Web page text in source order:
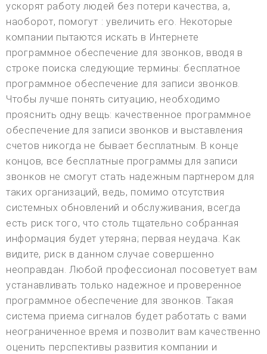
ускорят работу людей без потери качества, а,
наоборот, помогут : увеличить его. Некоторые
компании пытаются искать в Интернете
программное обеспечение для звонков, вводя в
строке поиска следующие термины: бесплатное
программное обеспечение для записи звонков.
Чтобы лучше понять ситуацию, необходимо
прояснить одну вещь: качественное программное
обеспечение для записи звонков и выставления
счетов никогда не бывает бесплатным. В конце
концов, все бесплатные программы для записи
звонков не смогут стать надежным партнером для
таких организаций, ведь, помимо отсутствия
системных обновлений и обслуживания, всегда
есть риск того, что столь тщательно собранная
информация будет утеряна; первая неудача. Как
видите, риск в данном случае совершенно
неоправдан. Любой профессионал посоветует вам
устанавливать только надежное и проверенное
программное обеспечение для звонков. Такая
система приема сигналов будет работать с вами
неограниченное время и позволит вам качественно
оценить перспективы развития компании и